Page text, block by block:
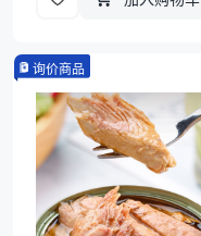
询价商品